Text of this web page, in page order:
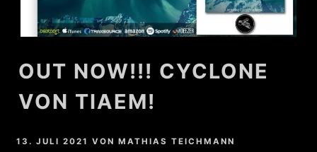
OUT NOW!!! CYCLONE
VON TIAEM!
13. JULI 2021 VONMATHIAS TEICHMANN